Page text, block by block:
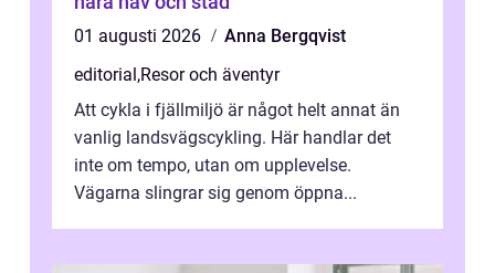
01 augusti 2026
Anna Bergqvist
editorial,Resor och äventyr
Att cykla i fjällmiljö är något helt annat än
vanlig landsvägscykling. Här handlar det
inte om tempo, utan om upplevelse.
Vägarna slingrar sig genom öppna...